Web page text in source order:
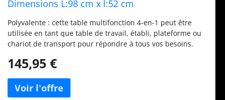
Dimensions L:98 cm x l:52 cm
Polyvalente : cette table multifonction 4-en-1 peut être
utilisée en tant que table de travail, établi, plateforme ou
chariot de transport pour répondre à tous vos besoins.
de travailler confortablement à la hauteur idéale en
travail antidérapante la rendent parfaite pour une
utilisation au quotidien. Portable : comme elle est pliable,
145,95 €